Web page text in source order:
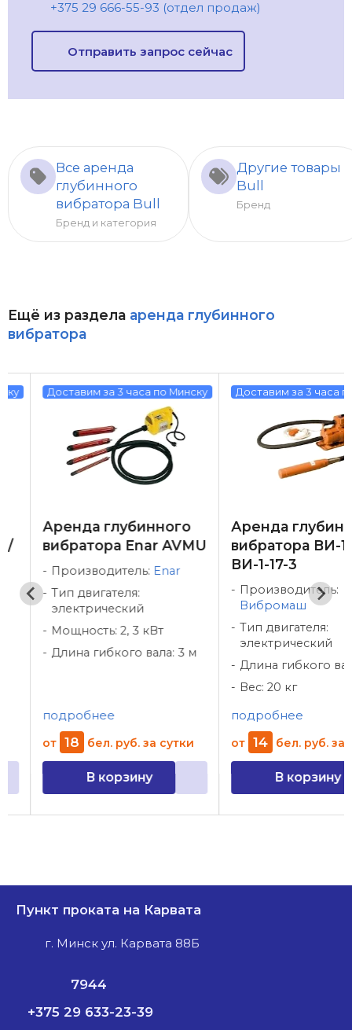
+375 29 666-55-93 (отдел продаж)
Отправить запрос сейчас
Все аренда
глубинного
вибратора Bull
Бренд и категория
Другие товары
Bull
Бренд
Ещё из раздела аренда глубинного
вибратора
Доставим за 3 часа по Минску
Аренда глубинного
вибратора Enar AVMU
Производитель:Enar
Тип двигателя:
электрический
Мощность: 2, 3 кВт
Длина гибкого вала: 3 м
подробнее
18 бел. руб. за сутки
В корзину
Доставим за 3 часа по
Аренда
вибратора ВИ-1-
ВИ-1-17-3
Производитель:
Вибромаш
Тип двигателя:
электрический
Длина гибкого вала:
Вес: 20 кг
подробнее
14 бел. руб. за
В корзину
Пункт проката на Карвата
г. Минск ул. Карвата 88Б
7944
+375 29 633-23-39